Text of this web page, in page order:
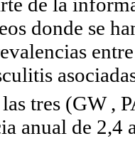
donde se
tres (GW ,
anual de 2,4